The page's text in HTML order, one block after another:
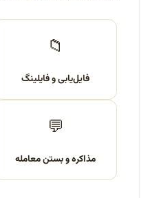
📁
فایل‌یابی و فایلینگ
💬
مذاکره و بستن معامله